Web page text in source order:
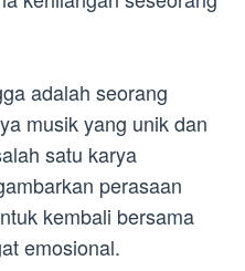
adalah seorang
musik yang unik dan
satu karya
perasaan
kembali bersama
emosional.